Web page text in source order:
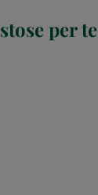
per te